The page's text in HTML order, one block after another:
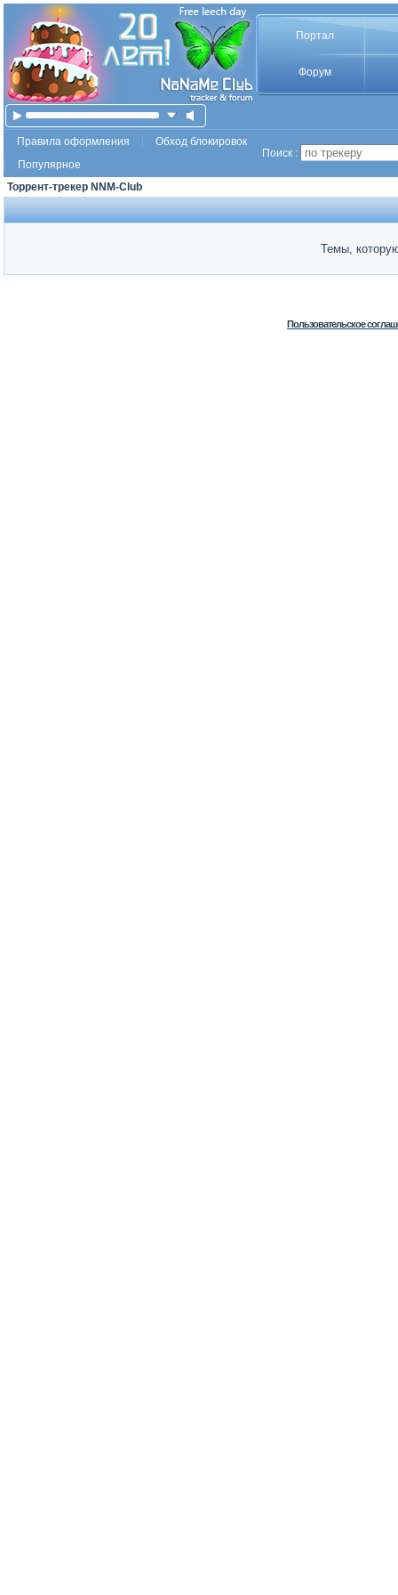
Портал
Форум
Правила оформления
Обход блокировок
Популярное
Поиск :
Торрент-трекер NNM-Club
Темы,
Пользовательское